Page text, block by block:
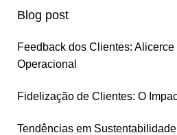
Blog post
Feedback dos Clientes:
Operacional
Fidelização de Clientes: O
Tendências em